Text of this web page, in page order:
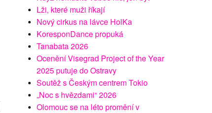
Lži, které muži říkají
Nový cirkus na lávce HolKa
KoresponDance propuká
Tanabata 2026
Ocenění Visegrad Project of the Year
2025 putuje do Ostravy
Soutěž s Českým centrem Tokio
„Noc s hvězdami“ 2026
Olomouc se na léto promění v